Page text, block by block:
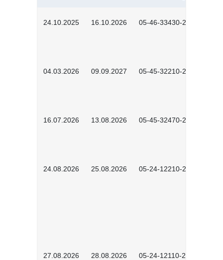
24.10.2025 16.10.2026 05-46-33430-2501
04.03.2026 09.09.2027 05-45-32210-2601
16.07.2026 13.08.2026 05-45-32470-2601
24.08.2026 25.08.2026 05-24-12210-2601
27.08.2026 28.08.2026 05-24-12110-2601